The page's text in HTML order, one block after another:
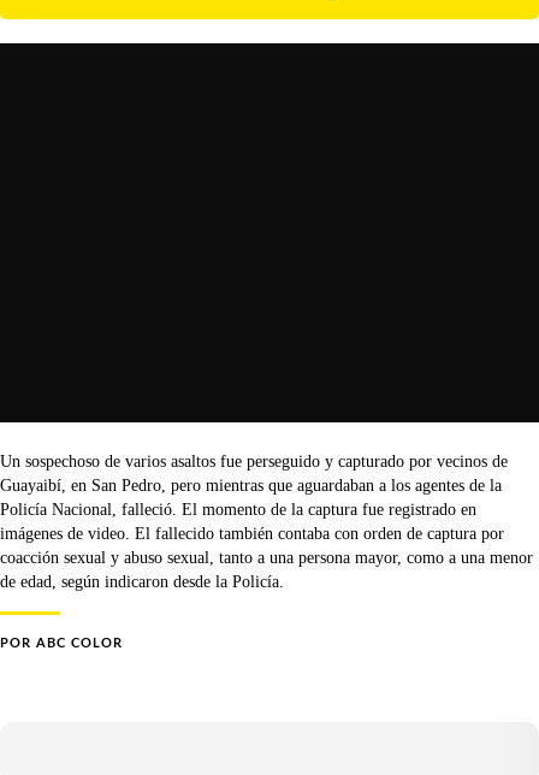
Un sospechoso de varios asaltos fue perseguido y capturado por vecinos de
Guayaibí, en San Pedro, pero mientras que aguardaban a los agentes de la
Policía Nacional, falleció. El momento de la captura fue registrado en
imágenes de video. El fallecido también contaba con orden de captura por
coacción sexual y abuso sexual, tanto a una persona mayor, como a una menor
de edad, según indicaron desde la Policía.
POR ABC COLOR